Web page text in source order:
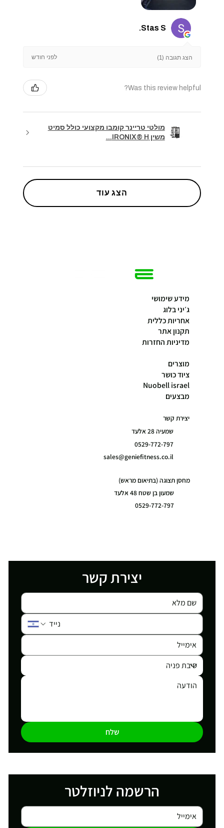
Stas S.
הצג תגובה (1) לפני חודש
Was this review helpful?
מולטי טריינר קומבו מקצועי כולל סמיט
משין IRONIX® H...
הצג עוד
מידע שימושי
ג׳יני בלוג
אחריות כללית
תקנון אתר
מדיניות החזרות
מוצרים
ציוד כושר
Nuobell israel
מבצעים
יצירת קשר
שמעיה 28 אלעד
0529-772-797
sales@geniefitness.co.il
מחסן תצוגה (בתיאום מראש)
שמעון בן שטח 48 אלעד
0529-772-797
יצירת קשר
שלח
הרשמה לניוזלטר